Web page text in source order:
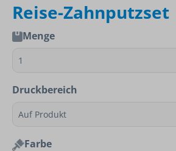
Reise-Zahnputzset
Menge
Druckbereich
Farbe